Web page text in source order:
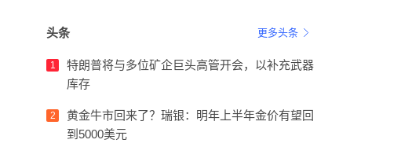
头条 更多头条
1
特朗普将与多位矿企巨头高管开会，以补充武器
库存
2
黄金牛市回来了？瑞银：明年上半年金价有望回
到5000美元